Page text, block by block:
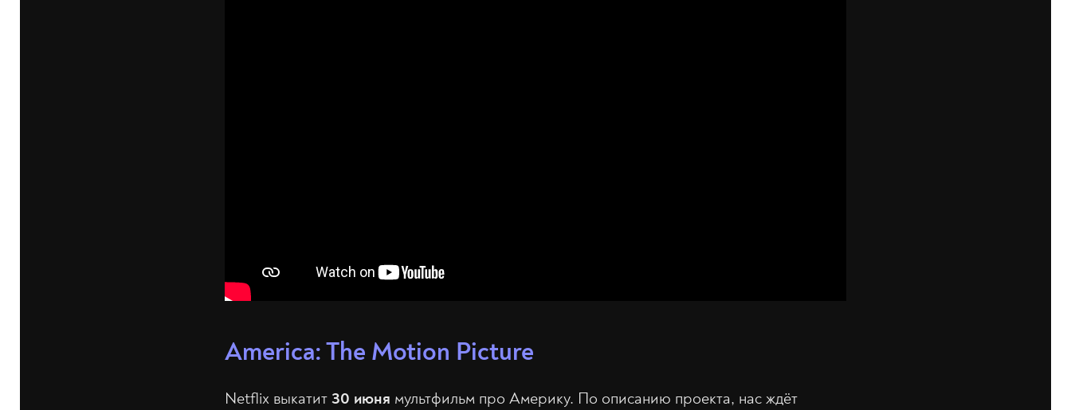
America: The Motion Picture
Netflix выкатит 30 июня мультфильм про Америку. По описанию проекта, нас ждёт